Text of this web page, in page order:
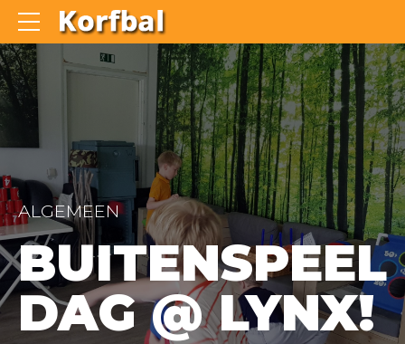
ALGEMEEN
BUITENSPEEL
DAG @ LYNX!